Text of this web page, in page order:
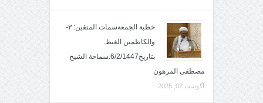
خطبة الجمعةسمات المتقين: ٣-
والكاظمين الغيظ.
بتاريخ6/2/1447.سماحة الشيخ
مصطفى المرهون
آگوست 02, 2025